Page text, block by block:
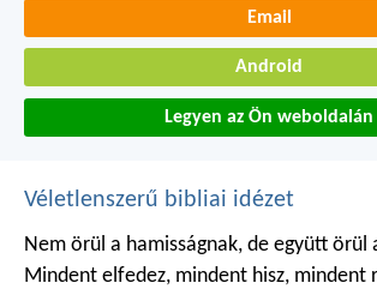
Email
Android
Legyen az Ön weboldalán
Véletlenszerű bibliai idézet
Nem örül a hamisságnak, de együtt örül
Mindent elfedez, mindent hisz, mindent